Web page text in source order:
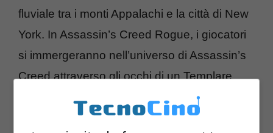
fluviale tra i monti Appalachi e la città di New
York. In Assassin’s Creed Rogue, i giocatori
si immergeranno nell’universo di Assassin’s
Creed attraverso gli occhi di un Templare,
vestendo i panni di Shay Patrick Cormac,
che dopo aver tradito la confraternita decide